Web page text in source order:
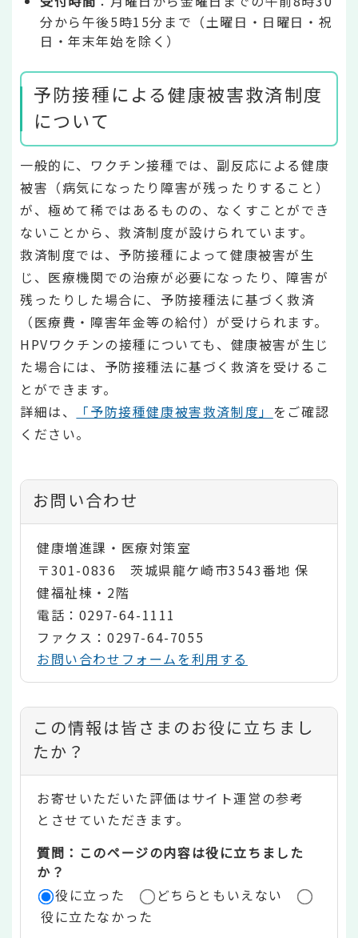
分から午後5時15分まで（土曜日・日曜日・祝
日・年末年始を除く）
予防接種による健康被害救済制度
について
一般的に、ワクチン接種では、副反応による健康
被害（病気になったり障害が残ったりすること）
が、極めて稀ではあるものの、なくすことができ
ないことから、救済制度が設けられています。
救済制度では、予防接種によって健康被害が生
じ、医療機関での治療が必要になったり、障害が
残ったりした場合に、予防接種法に基づく救済
（医療費・障害年金等の給付）が受けられます。
HPVワクチンの接種についても、健康被害が生じ
た場合には、予防接種法に基づく救済を受けるこ
とができます。
詳細は、
「予防接種健康被害救済制度」 をご確認
ください。
お問い合わせ
健康増進課・医療対策室
〒301-0836 茨城県龍ケ崎市3543番地 保
健福祉棟・2階
電話：0297-64-1111
ファクス：0297-64-7055
お問い合わせフォームを利用する
コ
ン
テ
ン
ツ
評
価
この情報は皆さまのお役に立ちまし
たか？
お寄せいただいた評価はサイト運営の参考
とさせていただきます。
質問：このページの内容は役に立ちました
か？
役に立った
どちらともいえない
役に立たなかった